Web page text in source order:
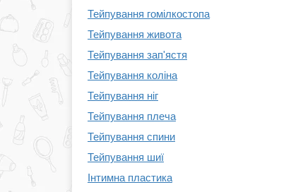
Тейпування гомілкостопа
Тейпування живота
Тейпування зап'ястя
Тейпування коліна
Тейпування ніг
Тейпування плеча
Тейпування спини
Тейпування шиї
Інтимна пластика